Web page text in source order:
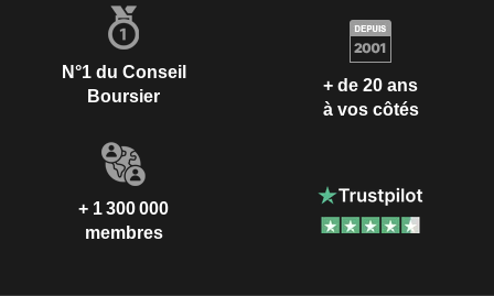
N°1 du Conseil
Boursier
+ de 20 ans
à vos côtés
+ 1 300 000
membres